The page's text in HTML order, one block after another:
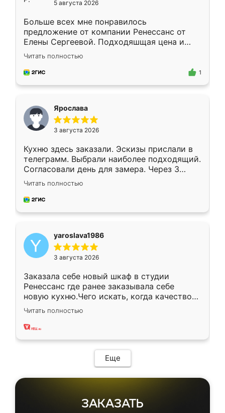
5 августа 2026
Больше всех мне понравилось
предложение от компании Ренессанс от
Елены Сергеевой. Подходяшщая цена и
короткие сроки изготовления. Приехавший
для замера сотрудник Владислав
предложил по моему эскизу самый
Читать полностью
1
Ярослава
3 августа 2026
Кухню здесь заказали. Эскизы прислали в
телеграмм. Выбрали наиболее подходящий.
Согласовали день для замера. Через 3
недели кухня была уже готова. Остались
довольны работой. Спасибо Ренессанс
мебель за качественную работу!
Читать полностью
yaroslava1986
3 августа 2026
Заказала себе новый шкаф в студии
Ренессанс где ранее заказывала себе
новую кухню.Чего искать, когда качеством
вполне довольна. Служит кухня уже почти
два года, нареканий нет.
Читать полностью
Еще
ЗАКАЗАТЬ